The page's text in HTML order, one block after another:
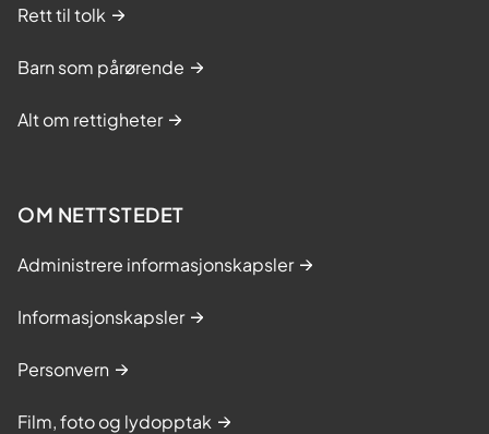
Rett til tolk
Barn som pårørende
Alt om rettigheter
OM NETTSTEDET
Administrere informasjonskapsler
Informasjonskapsler
Personvern
Film, foto og lydopptak